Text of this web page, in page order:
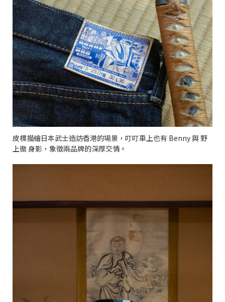
皮標描繪日本武士造訪香港的場景，叮叮車上也有 Benny 與 野
上徹 身影，象徵兩品牌的深厚交情。